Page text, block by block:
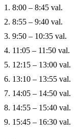
1. 8:00 – 8:45 val.
2. 8:55 – 9:40 val.
3. 9:50 – 10:35 val.
4. 11:05 – 11:50 val.
5. 12:15 – 13:00 val.
6. 13:10 – 13:55 val.
7. 14:05 – 14:50 val.
8. 14:55 – 15:40 val.
9. 15:45 – 16:30 val.